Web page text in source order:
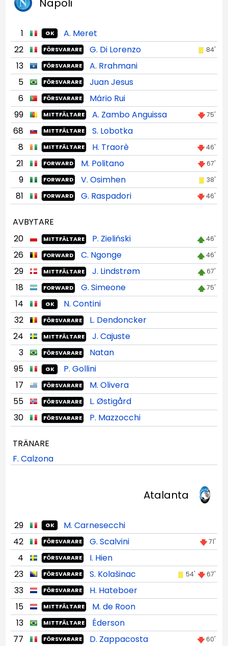
Napoli
1 GK
A. Meret
22
FÖRSVARARE G. Di Lorenzo 84'
13 FÖRSVARARE
A. Rrahmani
5
FÖRSVARARE
Juan Jesus
6
FÖRSVARARE
Mário Rui
99
MITTFÄLTARE A. Zambo Anguissa 75'
68 MITTFÄLTARE
S. Lobotka
8
MITTFÄLTARE H. Traorè 46'
21 FORWARD M. Politano 67'
9 FORWARD V. Osimhen 38'
81 FORWARD G. Raspadori 46'
AVBYTARE
20
MITTFÄLTARE P. Zieliński 46'
26 FORWARD C. Ngonge 46'
29 MITTFÄLTARE J. Lindstrøm 67'
18 FORWARD G. Simeone 75'
14 GK
N. Contini
32
FÖRSVARARE
L. Dendoncker
24
MITTFÄLTARE
J. Cajuste
3
FÖRSVARARE
Natan
95
GK
P. Gollini
17
FÖRSVARARE
M. Olivera
55
FÖRSVARARE
L. Østigård
30
FÖRSVARARE P. Mazzocchi
TRÄNARE
F. Calzona
Atalanta
29 GK
M. Carnesecchi
42
FÖRSVARARE G. Scalvini 71'
4 FÖRSVARARE
I. Hien
23
FÖRSVARARE S. Kolašinac 54' 67'
33 FÖRSVARARE
H. Hateboer
15
MITTFÄLTARE
M. de Roon
13
MITTFÄLTARE
Éderson
77
FÖRSVARARE D. Zappacosta 60'